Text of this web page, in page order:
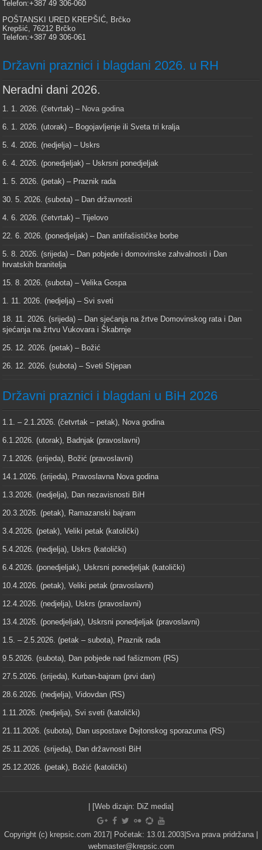
Telefon:+387 49 306-060
POŠTANSKI URED KREPŠIĆ, Brčko
Krepšić, 76212 Brčko
Telefon:+387 49 306-061
Državni praznici i blagdani 2026. u RH
Neradni dani 2026.
1. 1. 2026. (četvrtak) – Nova godina
6. 1. 2026. (utorak) – Bogojavljenje ili Sveta tri kralja
5. 4. 2026. (nedjelja) – Uskrs
6. 4. 2026. (ponedjeljak) – Uskrsni ponedjeljak
1. 5. 2026. (petak) – Praznik rada
30. 5. 2026. (subota) – Dan državnosti
4. 6. 2026. (četvrtak) – Tijelovo
22. 6. 2026. (ponedjeljak) – Dan antifašističke borbe
5. 8. 2026. (srijeda) – Dan pobjede i domovinske zahvalnosti i Dan
hrvatskih branitelja
15. 8. 2026. (subota) – Velika Gospa
1. 11. 2026. (nedjelja) – Svi sveti
18. 11. 2026. (srijeda) – Dan sjećanja na žrtve Domovinskog rata i Dan
sjećanja na žrtvu Vukovara i Škabrnje
25. 12. 2026. (petak) – Božić
26. 12. 2026. (subota) – Sveti Stjepan
Državni praznici i blagdani u BiH 2026
1.1. – 2.1.2026. (četvrtak – petak), Nova godina
6.1.2026. (utorak), Badnjak (pravoslavni)
7.1.2026. (srijeda), Božić (pravoslavni)
14.1.2026. (srijeda), Pravoslavna Nova godina
1.3.2026. (nedjelja), Dan nezavisnosti BiH
20.3.2026. (petak), Ramazanski bajram
3.4.2026. (petak), Veliki petak (katolički)
5.4.2026. (nedjelja), Uskrs (katolički)
6.4.2026. (ponedjeljak), Uskrsni ponedjeljak (katolički)
10.4.2026. (petak), Veliki petak (pravoslavni)
12.4.2026. (nedjelja), Uskrs (pravoslavni)
13.4.2026. (ponedjeljak), Uskrsni ponedjeljak (pravoslavni)
1.5. – 2.5.2026. (petak – subota), Praznik rada
9.5.2026. (subota), Dan pobjede nad fašizmom (RS)
27.5.2026. (srijeda), Kurban-bajram (prvi dan)
28.6.2026. (nedjelja), Vidovdan (RS)
1.11.2026. (nedjelja), Svi sveti (katolički)
21.11.2026. (subota), Dan uspostave Dejtonskog sporazuma (RS)
25.11.2026. (srijeda), Dan državnosti BiH
25.12.2026. (petak), Božić (katolički)
| [Web dizajn: DiZ media]
Copyright (c) krepsic.com 2017| Početak: 13.01.2003|Sva prava pridržana |
webmaster@krepsic.com